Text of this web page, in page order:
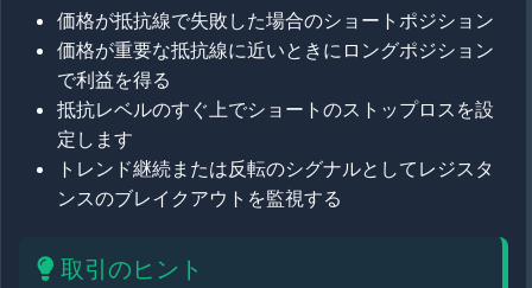
価格が抵抗線で失敗した場合のショートポジション
価格が重要な抵抗線に近いときにロングポジション
で利益を得る
抵抗レベルのすぐ上でショートのストップロスを設
定します
トレンド継続または反転のシグナルとしてレジスタ
ンスのブレイクアウトを監視する
取引のヒント